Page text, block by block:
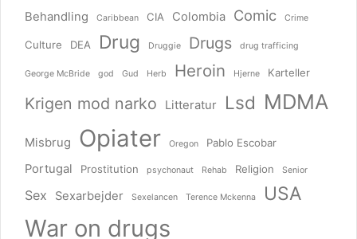
Behandling Caribbean CIA Colombia Comic Crime
Culture DEA Drug Druggie Drugs drug trafficing
George McBride god Gud Herb Heroin Hjerne Karteller
Krigen mod narko Litteratur Lsd MDMA
Misbrug Opiater Oregon Pablo Escobar
Portugal Prostitution psychonaut Rehab Religion Senior
Sex Sexarbejder Sexelancen Terence Mckenna USA
War on drugs